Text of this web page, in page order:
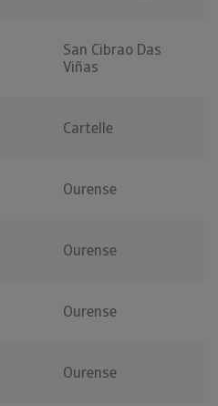
San Cibrao Das
Viñas
Cartelle
Ourense
Ourense
Ourense
Ourense